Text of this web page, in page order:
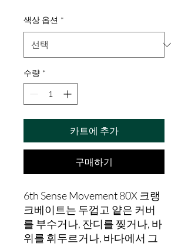
색상 옵션 *
수량 *
카트에 추가
구매하기
6th Sense Movement 80X 크랭
크베이트는 두껍고 얕은 커버
를 부수거나, 잔디를 찢거나, 바
위를 휘두르거나, 바다에서 그